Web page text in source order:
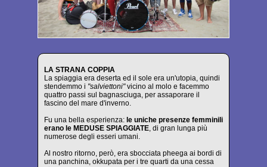
LA STRANA COPPIA
La spiaggia era deserta ed il sole era un'utopia, quindi
stendemmo i "salviettoni"vicino al molo e facemmo
quattro passi sul bagnasciuga, per assaporare il
fascino del mare d'inverno.
Fu una bella esperienza: le uniche presenze femminili
erano le MEDUSE SPIAGGIATE, di gran lunga più
numerose degli esseri umani.
Al nostro ritorno, però, era sbocciata pheega ai bordi di
una panchina, okkupata per i tre quarti da una cessa